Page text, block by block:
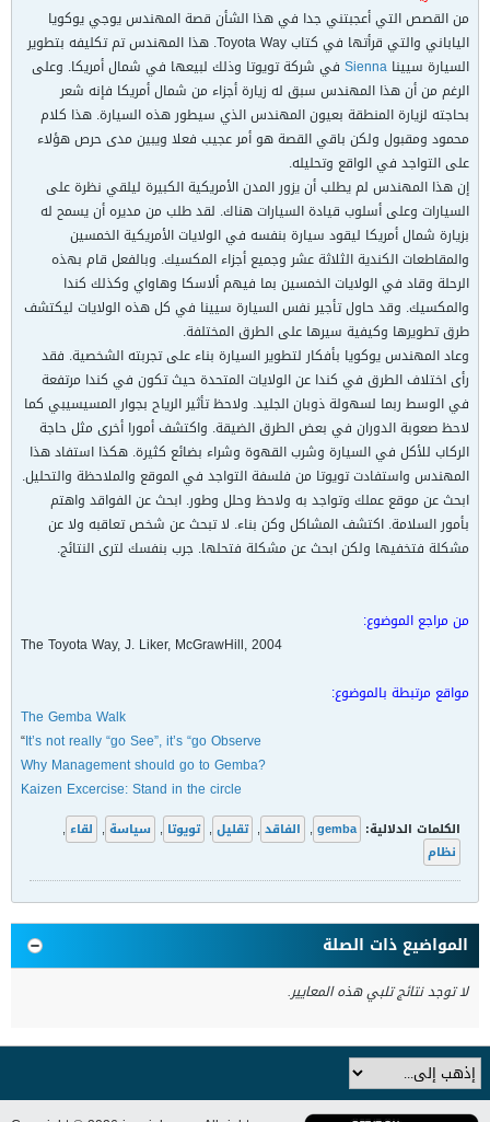
من القصص التي أعجبتني جدا في هذا الشأن قصة المهندس يوجي يوكويا
الياباني والتي قرأتها في كتاب Toyota Way. هذا المهندس تم تكليفه بتطوير
السيارة سيينا Sienna في شركة تويوتا وذلك لبيعها في شمال أمريكا. وعلى
الرغم من أن هذا المهندس سبق له زيارة أجزاء من شمال أمريكا فإنه شعر
بحاجته لزيارة المنطقة بعيون المهندس الذي سيطور هذه السيارة. هذا كلام
محمود ومقبول ولكن باقي القصة هو أمر عجيب فعلا ويبين مدى حرص هؤلاء
على التواجد في الواقع وتحليله.
إن هذا المهندس لم يطلب أن يزور المدن الأمريكية الكبيرة ليلقي نظرة على
السيارات وعلى أسلوب قيادة السيارات هناك. لقد طلب من مديره أن يسمح له
بزيارة شمال أمريكا ليقود سيارة بنفسه في الولايات الأمريكية الخمسين
والمقاطعات الكندية الثلاثة عشر وجميع أجزاء المكسيك. وبالفعل قام بهذه
الرحلة وقاد في الولايات الخمسين بما فيهم ألاسكا وهاواي وكذلك كندا
والمكسيك. وقد حاول تأجير نفس السيارة سيينا في كل هذه الولايات ليكتشف
طرق تطويرها وكيفية سيرها على الطرق المختلفة.
وعاد المهندس يوكويا بأفكار لتطوير السيارة بناء على تجربته الشخصية. فقد
رأى اختلاف الطرق في كندا عن الولايات المتحدة حيث تكون في كندا مرتفعة
في الوسط ربما لسهولة ذوبان الجليد. ولاحظ تأثير الرياح بجوار المسيسيبي كما
لاحظ صعوبة الدوران في بعض الطرق الضيقة. واكتشف أمورا أخرى مثل حاجة
الركاب للأكل في السيارة وشرب القهوة وشراء بضائع كثيرة. هكذا استفاد هذا
المهندس واستفادت تويوتا من فلسفة التواجد في الموقع والملاحظة والتحليل.
ابحث عن موقع عملك وتواجد به ولاحظ وحلل وطور. ابحث عن الفواقد واهتم
بأمور السلامة. اكتشف المشاكل وكن بناء. لا تبحث عن شخص تعاقبه ولا عن
مشكلة فتخفيها ولكن ابحث عن مشكلة فتحلها. جرب بنفسك لترى النتائج.
من مراجع الموضوع:
The Toyota Way, J. Liker, McGrawHill, 2004
مواقع مرتبطة بالموضوع:
The Gemba Walk
It’s not really “go See”, it’s “go Observe
“
?Why Management should go to Gemba
Kaizen Excercise: Stand in the circle
الكلمات الدلالية: gemba
, الفاقد , تقليل , تويوتا , سياسة , لقاء ,
نظام
المواضيع ذات الصلة
لا توجد نتائج تلبي هذه المعايير.